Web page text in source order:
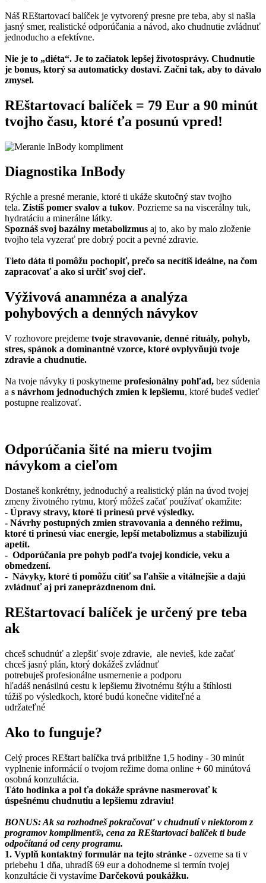
Náš REštartovací balíček je vytvorený presne pre teba, aby si našla
jasný smer, realistické odporúčania a návod, ako chudnutie zvládnuť
jednoducho a efektívne.
Nie je to „diéta“. Je to začiatok lepšej životosprávy. Chudnutie
je bonus, ktorý sa automaticky dostaví. Začni tak, aby to dávalo
zmysel.
REštartovací balíček = 79 Eur a 90 minút
tvojho času, ktoré ťa posunú vpred!
Diagnostika InBody
Rýchle a presné meranie, ktoré ti ukáže skutočný stav tvojho
tela. Zistíš pomer svalov a tukov. Pozrieme sa na viscerálny tuk,
hydratáciu a minerálne látky.
Spoznáš svoj bazálny metabolizmus aj to, ako by malo zloženie
tvojho tela vyzerať pre dobrý pocit a pevné zdravie.
Tieto dáta ti pomôžu pochopiť, prečo sa necítiš ideálne, na čom
zapracovať a ako si určiť svoj cieľ.
Výživová anamnéza a analýza
pohybových a denných návykov
V rozhovore prejdeme tvoje stravovanie, denné rituály, pohyb,
stres, spánok a dominantné vzorce, ktoré ovplyvňujú tvoje
zdravie a chudnutie.
Na tvoje návyky ti poskytneme profesionálny pohľad, bez súdenia
a s návrhom jednoduchých zmien k lepšiemu, ktoré budeš vedieť
postupne realizovať.
Odporúčania šité na mieru tvojim
návykom a cieľom
Dostaneš konkrétny, jednoduchý a realistický plán na úvod tvojej
zmeny životného rytmu, ktorý môžeš začať používať okamžite:
- Úpravy stravy, ktoré ti prinesú prvé výsledky.
- Návrhy postupných zmien stravovania a denného režimu,
ktoré ti prinesú viac energie, lepší metabolizmus a stabilizujú
apetít.
- Odporúčania pre pohyb podľa tvojej kondície, veku a
obmedzení.
- Návyky, ktoré ti pomôžu cítiť sa ľahšie a vitálnejšie a dajú
zvládnuť aj pri zaneprázdnenom dni.
REštartovací balíček je určený pre teba
ak
chceš schudnúť a zlepšiť svoje zdravie, ale nevieš, kde začať
chceš jasný plán, ktorý dokážeš zvládnuť
potrebuješ profesionálne usmernenie a podporu
hľadáš nenásilnú cestu k lepšiemu životnému štýlu a štíhlosti
túžiš po výsledkoch, ktoré budú konečne viditeľné a
udržateľné
Ako to funguje?
Celý proces REštart balíčka trvá približne 1,5 hodiny - 30 minút
vyplnenie informácií o tvojom režime doma online + 60 minútová
osobná konzultácia.
Táto hodinka a pol ťa dokáže správne nasmerovať k
úspešnému chudnutiu a lepšiemu zdraviu!
BONUS: Ak sa rozhodneš pokračovať v chudnutí v niektorom z
programov kompliment®, cena za REštartovací balíček ti bude
odpočítaná od ceny programu.
1. Vyplň kontaktný formulár na tejto stránke - ozveme sa ti v
priebehu 1 dňa, uhradíš 69 eur a dohodneme si termín tvojej
konzultácie či vystavíme Darčekovú poukážku.